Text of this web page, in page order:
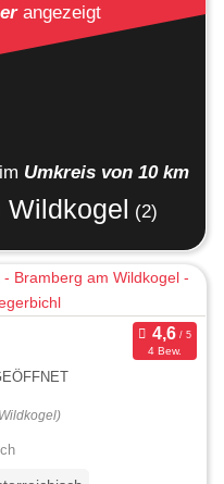
angezeigt
im Umkreis von 10 km
Wildkogel (2)
4 Bew.